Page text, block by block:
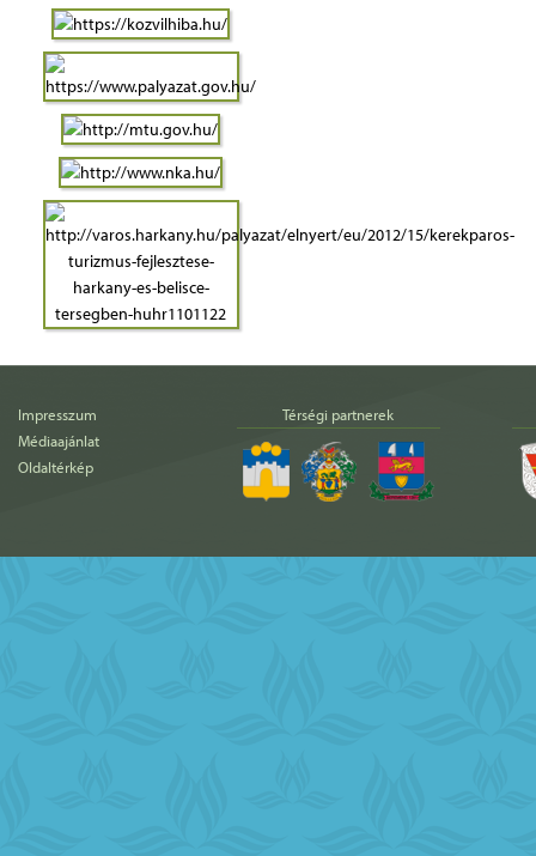
Impresszum
Médiaajánlat
Oldaltérkép
Térségi partnerek